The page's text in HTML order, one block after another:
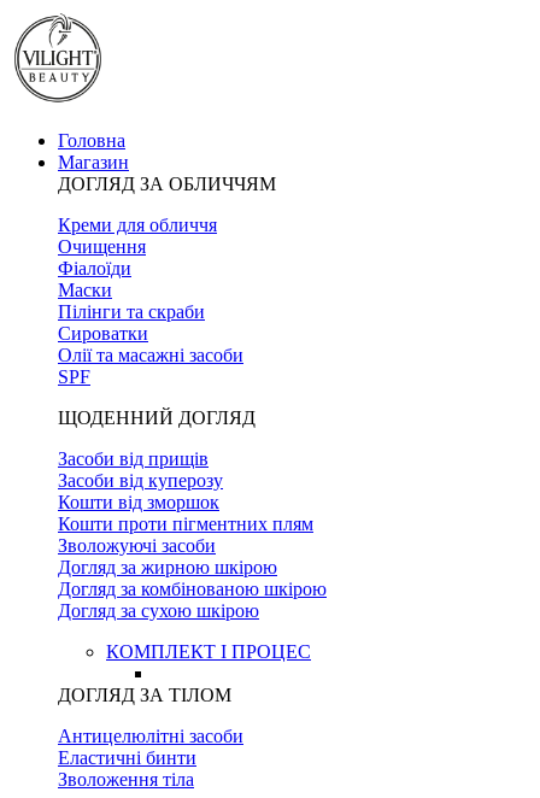
Головна
Магазин
ДОГЛЯД ЗА ОБЛИЧЧЯМ
Креми для обличчя
Очищення
Фіалоїди
Маски
Пілінги та скраби
Сироватки
Олії та масажні засоби
SPF
ЩОДЕННИЙ ДОГЛЯД
Засоби від прищів
Засоби від куперозу
Кошти від зморшок
Кошти проти пігментних плям
Зволожуючі засоби
Догляд за жирною шкірою
Догляд за комбінованою шкірою
Догляд за сухою шкірою
КОМПЛЕКТ І ПРОЦЕС
ДОГЛЯД ЗА ТІЛОМ
Антицелюлітні засоби
Еластичні бинти
Зволоження тіла